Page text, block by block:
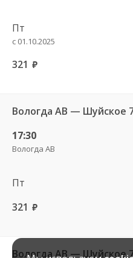
Пт
с 01.10.2025
321 руб.
Вологда АВ — Шуйское
17:30
Вологда АВ
Пт
321 руб.
Вологда АВ — Шуйское